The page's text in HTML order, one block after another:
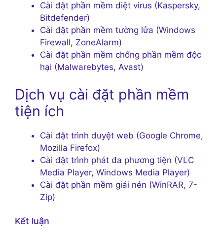
Cài đặt phần mềm diệt virus (Kaspersky,
Bitdefender)
Cài đặt phần mềm tường lửa (Windows
Firewall, ZoneAlarm)
Cài đặt phần mềm chống phần mềm độc
hại (Malwarebytes, Avast)
Dịch vụ cài đặt phần mềm
tiện ích
Cài đặt trình duyệt web (Google Chrome,
Mozilla Firefox)
Cài đặt trình phát đa phương tiện (VLC
Media Player, Windows Media Player)
Cài đặt phần mềm giải nén (WinRAR, 7-
Zip)
Kết luận